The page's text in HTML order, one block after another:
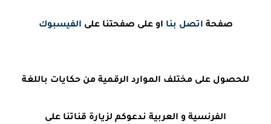
صفحة اتصل بنا او على صفحتنا على الفيسبوك
للحصول على مختلف الموارد الرقمية من حكايات باللغة
الفرنسية و العربية ندعوكم لزيارة قناتنا على